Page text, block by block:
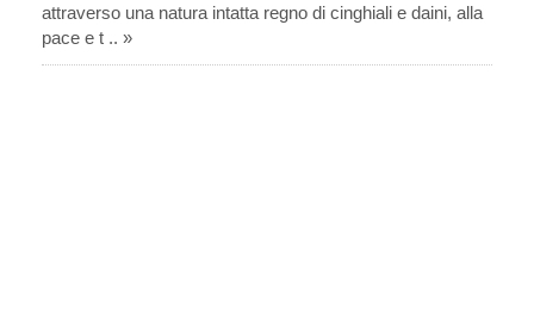
attraverso una natura intatta regno di cinghiali e daini, alla
pace e t .. »